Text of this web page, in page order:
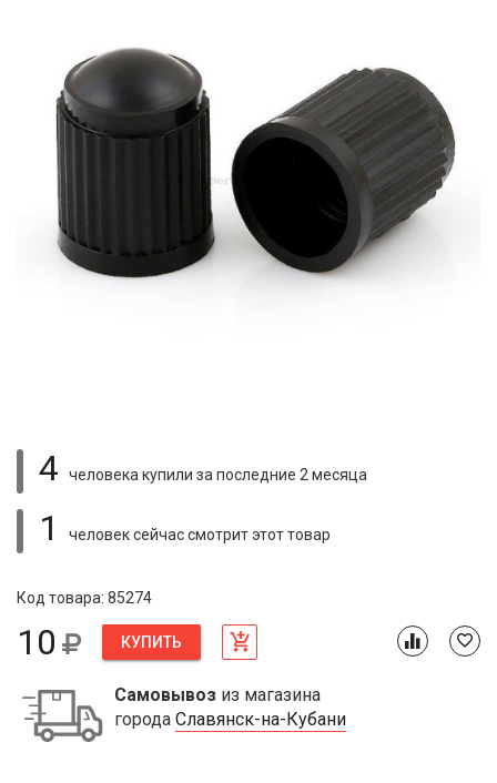
4 человека купили за последние 2 месяца
1 человек сейчас смотритэтот товар
Код товара: 85274
10 КУПИТЬ
Самовывоз из магазина
города Славянск-на-Кубани